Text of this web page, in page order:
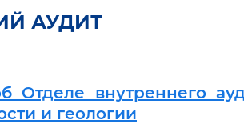
АУДИТ
Отделе внутреннего
и геологии